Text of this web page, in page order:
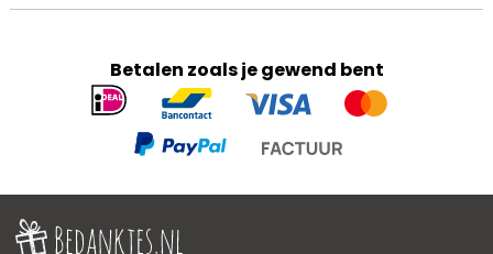
Betalen zoals je gewend bent
Geaccepteerde
betaalmethoden